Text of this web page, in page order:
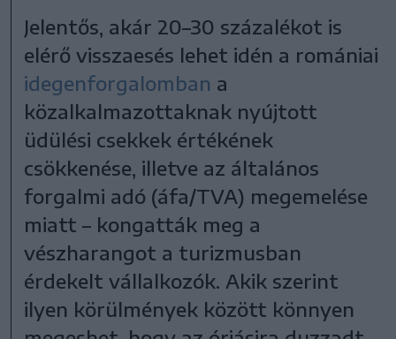
Jelentős, akár 20–30 százalékot is
elérő visszaesés lehet idén a romániai
idegenforgalomban a
közalkalmazottaknak nyújtott
üdülési csekkek értékének
csökkenése, illetve az általános
forgalmi adó (áfa/TVA) megemelése
miatt – kongatták meg a
vészharangot a turizmusban
érdekelt vállalkozók. Akik szerint
ilyen körülmények között könnyen